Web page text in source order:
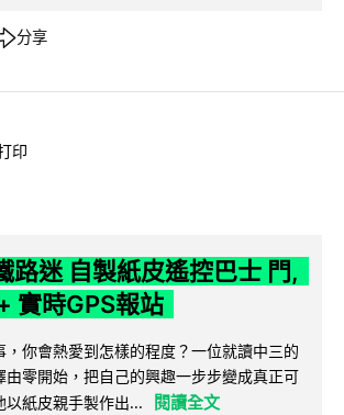
分享
印
路迷 自製紙皮遙控巴士 門,
實時GPS報站
，你會熱愛到怎樣的程度？一位就讀中三的
由零開始，把自己的興趣一步步變成真正可
以紙皮親手製作出...
閱讀全文